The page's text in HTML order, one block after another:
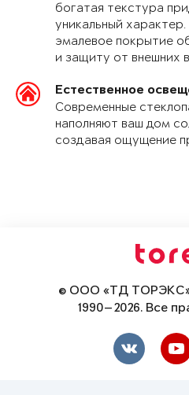
богатая текстура
уникальный
эмалевое покрытие
и защиту от внешних
Естественное
Современные
наполняют ваш дом
создавая ощущение
© ООО «ТД ТОРЭКС»
1990—2026. Все